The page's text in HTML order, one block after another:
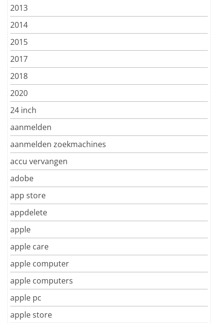
2013
2014
2015
2017
2018
2020
24 inch
aanmelden
aanmelden zoekmachines
accu vervangen
adobe
app store
appdelete
apple
apple care
apple computer
apple computers
apple pc
apple store